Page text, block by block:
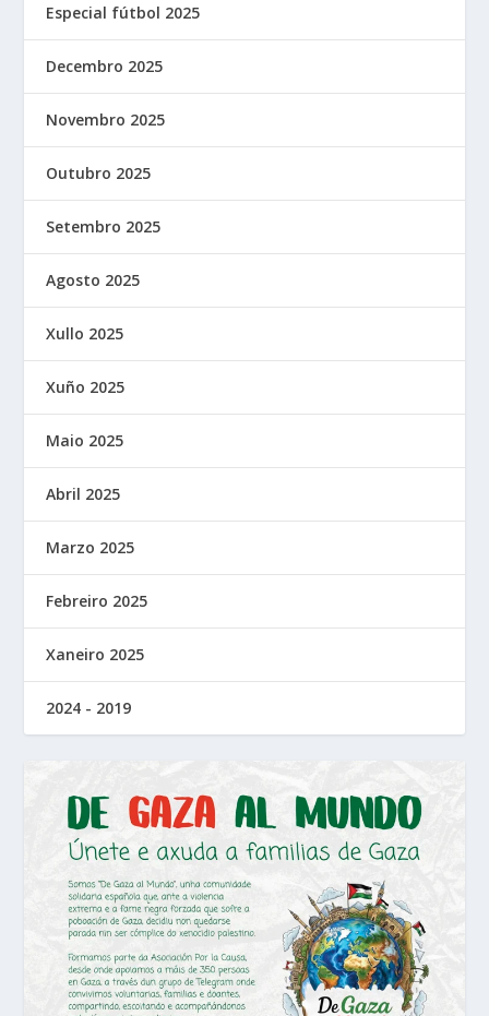
Especial fútbol 2025
Decembro 2025
Novembro 2025
Outubro 2025
Setembro 2025
Agosto 2025
Xullo 2025
Xuño 2025
Maio 2025
Abril 2025
Marzo 2025
Febreiro 2025
Xaneiro 2025
2024 - 2019